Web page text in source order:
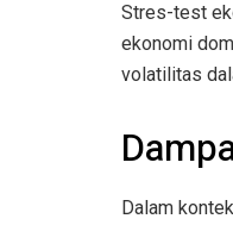
Stres-test
ekonomi
volatilitas
Dalam